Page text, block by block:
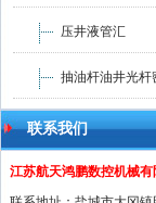
压井液管汇
抽油杆油井光杆
联系我们
江苏航天鸿鹏数控机械有